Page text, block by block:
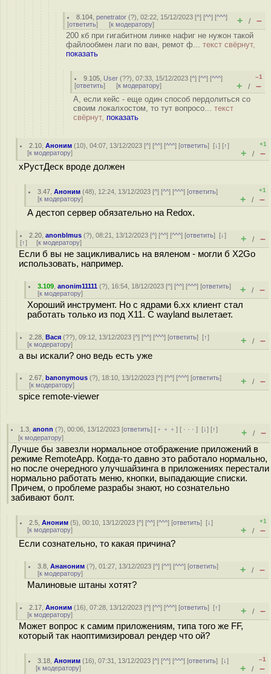
8.104 ,penetrator (?), 02:22, 15/12/2023 [^] [^^] [^^^]
[ответить] [к модератору] + / –
200 кб при гигабитном линке нафиг не нужон такой
файлообмен лаги по ван, ремот ф... текст свёрнут,
показать
9.105 User (??), 07:33, 15/12/2023 [^] [^^] [^^^]
[ответить] [к модератору]
–1
+ / –
А, если кейс - еще один способ пердолиться со
своим локалхостом, то тут вопросо... текст
свёрнут, показать
2.10 ,Аноним (10), 04:07, 13/12/2023 [^] [^^] [^^^] [ответить][↓] [↑]
[к модератору]
+1
+ / –
хРустДеск вроде должен
3.47 ,Аноним (48), 12:24, 13/12/2023 [^] [^^] [^^^] [ответить]
[к модератору]
+1
+ / –
А дестоп сервер обязательно на Redox.
2.20 ,anonblmus (?), 08:21, 13/12/2023 [^] [^^] [^^^] [ответить][↓]
[↑] [к модератору] + / –
Если б вы не зацикливались на вяленом - могли б X2Go
использовать, например.
3.109 ,anonim11111 (?), 16:54, 18/12/2023 [^] [^^] [^^^] [ответить]
[к модератору] + / –
Хороший инструмент. Но с ядрами 6.xx клиент стал
работать только из под X11. C wayland вылетает.
2.28 ,Вася (??), 09:12, 13/12/2023 [^] [^^] [^^^] [ответить][↑]
[к модератору] + / –
а вы искали? оно ведь есть уже
2.67 ,banonymous (?), 18:10, 13/12/2023 [^] [^^] [^^^] [ответить]
[к модератору] + / –
spice remote-viewer
1.3 ,anonn (?), 00:06, 13/12/2023 [ответить] [ ﹢﹢﹢] [ · · ·][↓] [↑]
[к модератору] + / –
Лучше бы завезли нормальное отображение приложений в
режиме RemoteApp. Когда-то давно это работало нормально,
но после очередного улучшайзинга в приложениях перестали
нормально работать меню, кнопки, выпадающие списки.
Причем, о проблеме разрабы знают, но сознательно
забивают болт.
2.5 ,Аноним (5), 00:10, 13/12/2023 [^] [^^] [^^^] [ответить][↓]
[к модератору]
+1
+ / –
Если сознательно, то какая причина?
3.8 ,Ананоним (?), 01:27, 13/12/2023 [^] [^^] [^^^] [ответить]
[к модератору] + / –
Малиновые штаны хотят?
2.17 ,Аноним (16), 07:28, 13/12/2023 [^] [^^] [^^^] [ответить][↑]
[к модератору] + / –
Может вопрос к самим приложениям, типа того же FF,
который так наоптимизировал рендер что ой?
3.18 ,Аноним (16), 07:31, 13/12/2023 [^] [^^] [^^^] [ответить][↓]
[к модератору]
–1
+ / –